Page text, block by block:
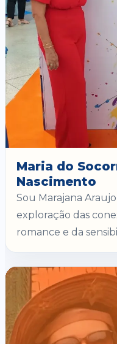
Maria do
Nascimento
Sou Marajana
exploração das
romance e da